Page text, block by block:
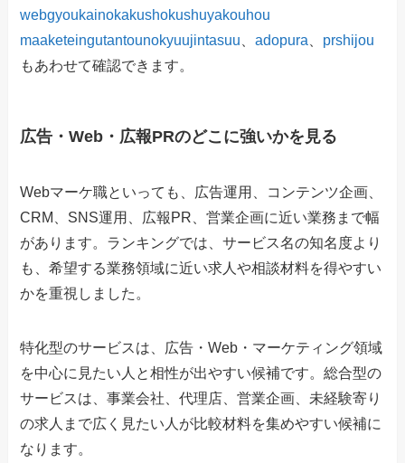
webgyoukainokakushokushuyakouhou
maaketeingutantounokyuujintasuu 、adopura
prshijou
もあわせて確認できます。
広告・Web・広報PRのどこに強いかを見る
Webマーケ職といっても、広告運用、コンテンツ企画、
CRM、SNS運用、広報PR、営業企画に近い業務まで幅
があります。ランキングでは、サービス名の知名度より
も、希望する業務領域に近い求人や相談材料を得やすい
かを重視しました。
特化型のサービスは、広告・Web・マーケティング領域
を中心に見たい人と相性が出やすい候補です。総合型の
サービスは、事業会社、代理店、営業企画、未経験寄り
の求人まで広く見たい人が比較材料を集めやすい候補に
なります。